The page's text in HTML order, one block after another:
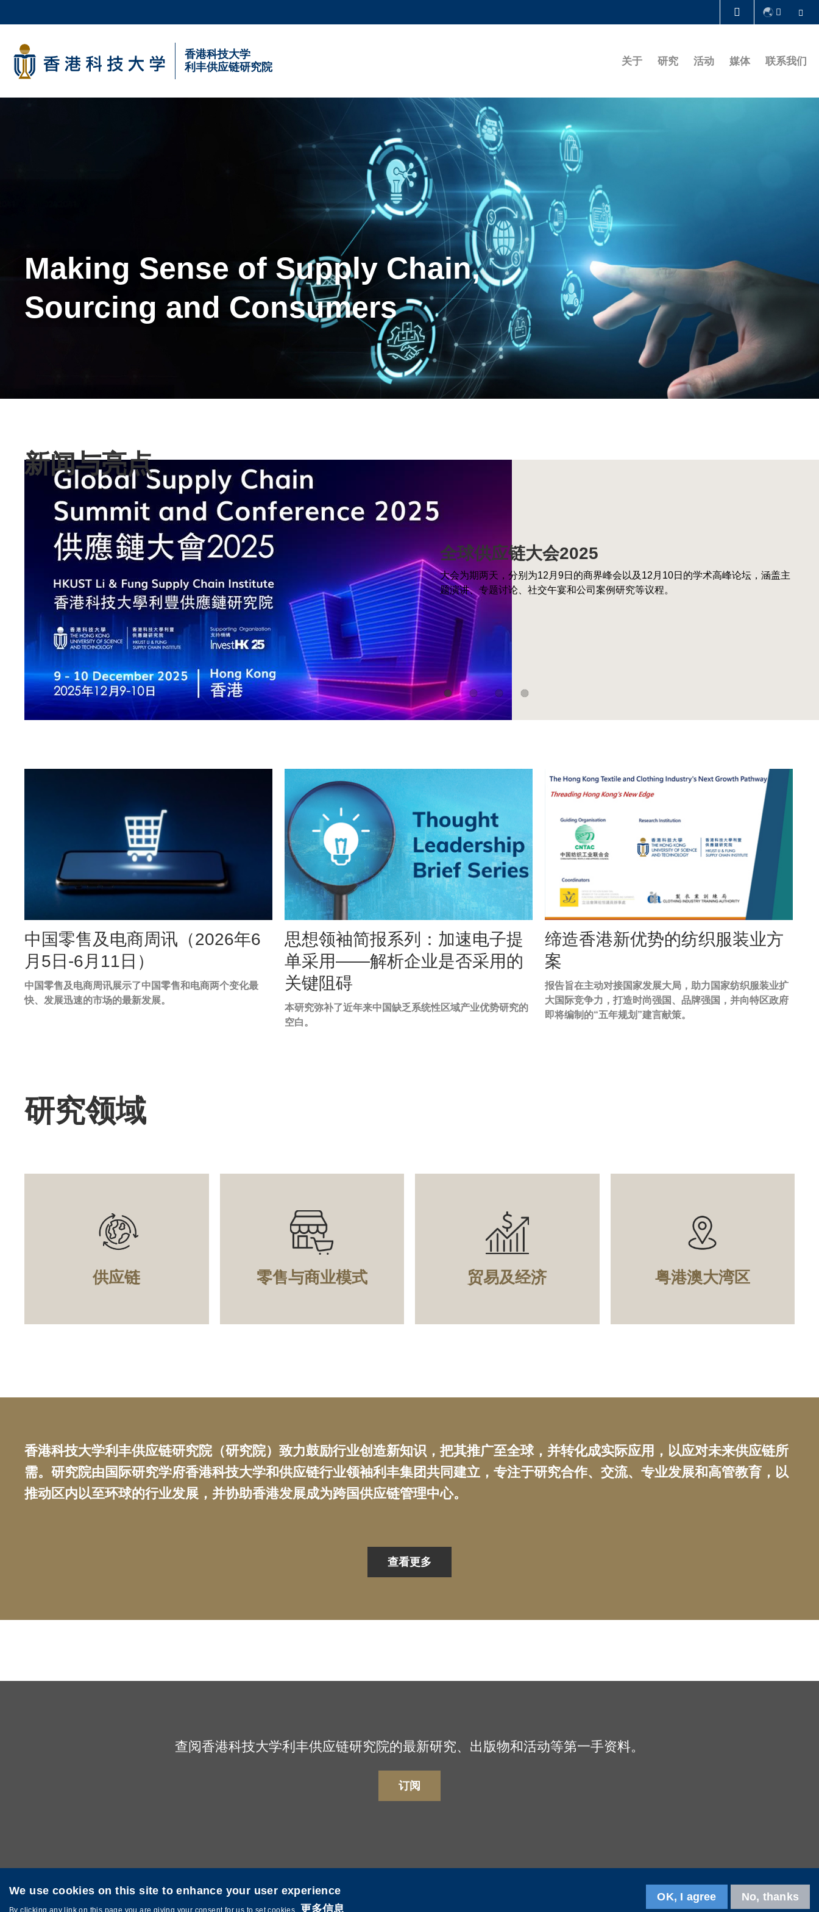
to
main
content
科大新闻
校园地图及指南
香港科技大学
利丰供应链研究院
关于 研究 活动 媒体 联系我们
Making Sense of Supply Chain,
Sourcing and Consumers
Text
Area
新闻与亮点
全球供应链大会2025
大会为期两天，分别为12月9日的商界峰会以及12月10日的学术高峰论坛，涵盖主
题演讲、专题讨论、社交午宴和公司案例研究等议程。
2025-2026中国百货零售业发展报告
香港科技大学利丰供应链研究院与中国百货商业协会发布《2025-2026中国百货零
售业发展报告》
2026年中国商业十大热点报告
香港科技大学利丰供应链研究院与中国商业联合会专家工作委员会联合发布《2026
年中国商业十大热点报告》。今年是该系列报告连续第23年发布。
全球供应链报告
全球供应链未来趋势——聚焦服装、电动汽车、医疗设备及太阳能光伏四大产业
Image
Caption
中国零售及电商周讯（2026年6
月5日-6月11日）
Text
Area
中国零售及电商周讯展示了中国零售和电商两个变化最
快、发展迅速的市场的最新发展。
Column
Image
Caption
思想领袖简报系列：加速电子提
单采用——解析企业是否采用的
关键阻碍
Text
Area
本研究弥补了近年来中国缺乏系统性区域产业优势研究的
空白。
Right
Column
图
像
Image
Image
Caption
缔造香港新优势的纺织服装业方
案
Text
Area
报告旨在主动对接国家发展大局，助力国家纺织服装业扩
大国际竞争力，打造时尚强国、品牌强国，并向特区政府
即将编制的“五年规划”建言献策。
Text
Area
研究领域
供应链 零售与商业模式 贸易及经济 粤港澳大湾区
Text
Area
香港科技大学利丰供应链研究院（研究院）致力鼓励行业创造新知识，把其推广至全球，并转化成实际应用，以应对未来供应链所
需。研究院由国际研究学府香港科技大学和供应链行业领袖利丰集团共同建立，专注于研究合作、交流、专业发展和高管教育，以
推动区内以至环球的行业发展，并协助香港发展成为跨国供应链管理中心。
查看更多
查阅香港科技大学利丰供应链研究院的最新研究、出版物和活动等第一手资料。
订阅
私隐政策 网站地图
©版权属香港科技大学所有 网页设计:MTPC.
We use cookies on this site to enhance your user experience
By clicking any link on this page you are giving your consent for us to set cookies. 更多信息
OK, I agree No, thanks